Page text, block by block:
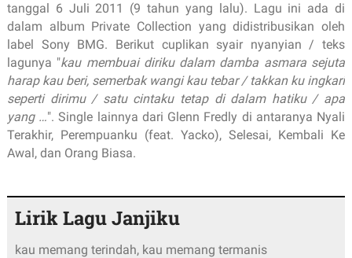
tanggal 6 Juli 2011 (9 tahun yang lalu). Lagu ini ada di
dalam album Private Collection yang didistribusikan oleh
label Sony BMG. Berikut cuplikan syair nyanyian / teks
lagunya "kau membuai diriku dalam damba asmara sejuta
harap kau beri, semerbak wangi kau tebar / takkan ku ingkari
seperti dirimu / satu cintaku tetap di dalam hatiku / apa
yang …". Single lainnya dari Glenn Fredly di antaranya Nyali
Terakhir, Perempuanku (feat. Yacko), Selesai, Kembali Ke
Awal, dan Orang Biasa.
Lirik Lagu Janjiku
kau memang terindah, kau memang termanis